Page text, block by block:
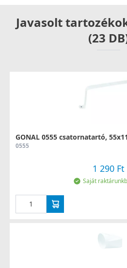
Javasolt
(23
GONAL 0555 csatornatartó,
0555
1 290 Ft
Saját